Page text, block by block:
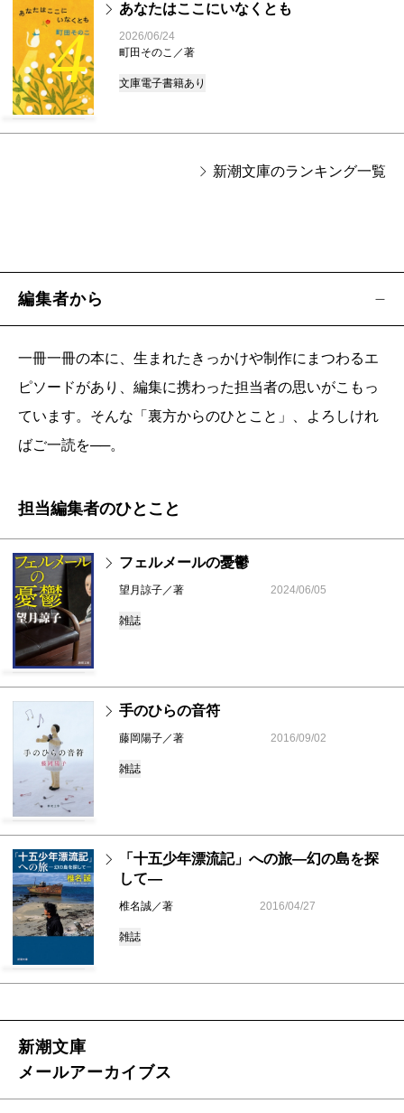
4
あなたはここにいなくとも
2026/06/24
町田そのこ／著
文庫電子書籍あり
新潮文庫のランキング一覧
編集者から
一冊一冊の本に、生まれたきっかけや制作にまつわるエ
ピソードがあり、編集に携わった担当者の思いがこもっ
ています。そんな「裏方からのひとこと」、よろしけれ
ばご一読を──。
担当編集者のひとこと
フェルメールの憂鬱
望月諒子／著 2024/06/05
雑誌
手のひらの音符
藤岡陽子／著 2016/09/02
雑誌
「十五少年漂流記」への旅―幻の島を探
して―
椎名誠／著 2016/04/27
雑誌
新潮文庫
メールアーカイブス